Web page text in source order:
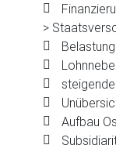
>
Aufbau